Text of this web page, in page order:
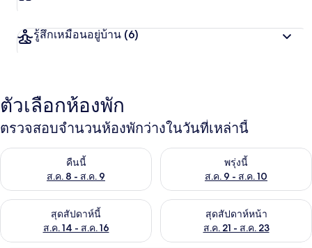
รู้สึกเหมือนอยู่บ้าน (6)
ตัวเลือกห้องพัก
ตรวจสอบจำนวนห้องพักว่างในวันที่เหล่านี้
คืนนี้
ส.ค. 8 - ส.ค. 9
ตรวจสอบจำนวนห้องพักว่างในคืนนี้ ส.ค. 8 - ส.ค. 9พรุ่งนี้
ส.ค. 9 - ส.ค. 10
ตรวจสอบจำนวนห้องพักว่างใน
สุดสัปดาห์นี้
ส.ค. 14 - ส.ค. 16
ตรวจสอบจำนวนห้องพักว่างในสุดสัปดาห์นี้ ส.ค. 14 - ส.ค. 16
สุดสัปดาห์หน้า
ส.ค. 21 - ส.ค. 23
ตรวจสอบจำนวนห้องพักว่างใน